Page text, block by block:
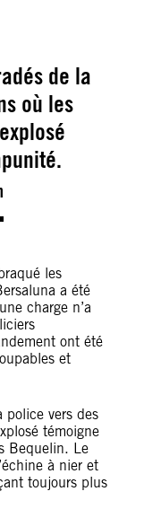
de la
où les
les
a été
charge n’a
ont été
et
police vers des
témoigne
Bequelin. Le
à nier et
toujours plus